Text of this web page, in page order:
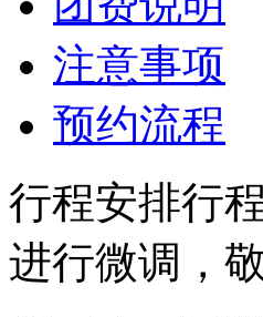
注意事项
预约流程
行程安排行
进行微调，